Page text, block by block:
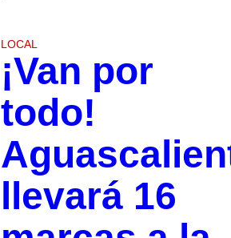
LOCAL
¡Van por
todo!
llevará 16